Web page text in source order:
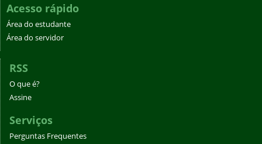
Acesso rápido
Área do estudante
Área do servidor
RSS
O que é?
Assine
Serviços
Perguntas Frequentes